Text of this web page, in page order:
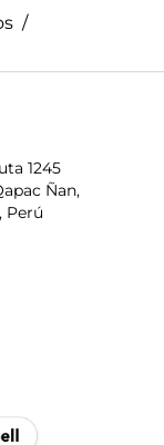
/
1245
Ñan,
Perú